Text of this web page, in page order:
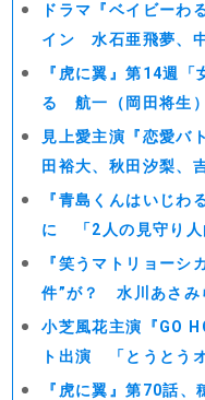
ドラマ『ベイビーわ
イン 水石亜飛夢、
『虎に翼』第14週
る 航一（岡田将生
見上愛主演『恋愛バ
田裕大、秋田汐梨、
『青島くんはいじわ
に 「2人の見守り人
『笑うマトリョーシ
件”が？ 水川あさみ
小芝風花主演『GO
ト出演 「とうとう
『虎に翼』第70話、